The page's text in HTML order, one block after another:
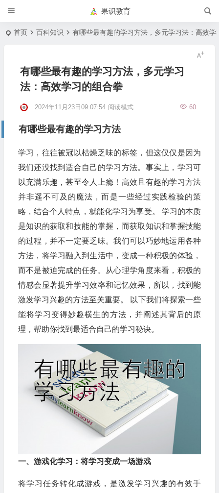
果识教育
首页 百科知识 有哪些最有趣的学习方法，多元学习法：高效学
有哪些最有趣的学习方法，多元学习
法：高效学习的组合拳
2024年11月23日09:07:54 60
阅读模式
有哪些最有趣的学习方法
学习，往往被冠以枯燥乏味的标签，但这仅仅是因为
我们还没找到适合自己的学习方法。事实上，学习可
以充满乐趣，甚至令人上瘾！高效且有趣的学习方法
并非遥不可及的魔法，而是一些经过实践检验的策
略，结合个人特点，就能化学习为享受。 学习的本质
是知识的获取和技能的掌握，而获取知识和掌握技能
的过程，并不一定要乏味。我们可以巧妙地运用各种
方法，将学习融入到生活中，变成一种积极的体验，
而不是被迫完成的任务。从心理学角度来看，积极的
情感会显著提升学习效率和记忆效果，所以，找到能
激发学习兴趣的方法至关重要。 以下我们将探索一些
能将学习变得妙趣横生的方法，并阐述其背后的原
理，帮助你找到最适合自己的学习秘诀。
一、游戏化学习：将学习变成一场游戏
将学习任务转化成游戏，是激发学习兴趣的有效手